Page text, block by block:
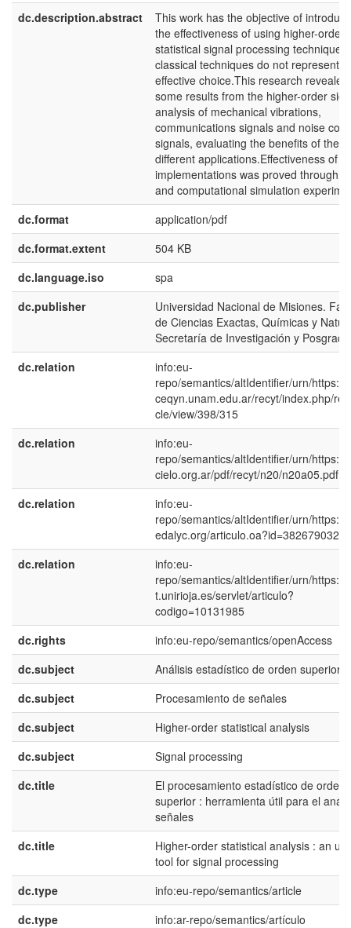
dc.description.abstract
This work has the objective of
the effectiveness of using higher-order
statistical signal processing techniques
classical techniques do not represent
effective choice.This research revealed
some results from the higher-order
analysis of mechanical vibrations,
communications signals and noise
signals, evaluating the benefits of the
different applications.Effectiveness of
implementations was proved through
and computational simulation
dc.format
application/pdf
dc.format.extent
504 KB
dc.language.iso
spa
dc.publisher
Universidad Nacional de Misiones.
de Ciencias Exactas, Químicas y
Secretaría de Investigación y Posgrado
dc.relation
info:eu-
repo/semantics/altIdentifier/urn/https://
ceqyn.unam.edu.ar/recyt/index.php/
cle/view/398/315
dc.relation
info:eu-
repo/semantics/altIdentifier/urn/https://
cielo.org.ar/pdf/recyt/n20/n20a05.pdf
dc.relation
info:eu-
repo/semantics/altIdentifier/urn/https://
edalyc.org/
dc.relation
info:eu-
repo/semantics/altIdentifier/urn/https://
t.unirioja.es/servlet/articulo?
codigo=10131985
dc.rights
info:eu-repo/semantics/openAccess
dc.subject
Análisis estadístico de orden superior
dc.subject
Procesamiento de señales
dc.subject
Higher-order statistical analysis
dc.subject
Signal processing
dc.title
El procesamiento estadístico de orden
superior : herramienta útil para el
señales
dc.title
Higher-order statistical analysis : an
tool for signal processing
dc.type
info:eu-repo/semantics/article
dc.type
info:ar-repo/semantics/artículo